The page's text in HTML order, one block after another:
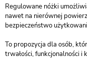
Regulowane nóżki
nawet na nierównej
bezpieczeństwo
To propozycja dla osób,
trwałości, funkcjonalności